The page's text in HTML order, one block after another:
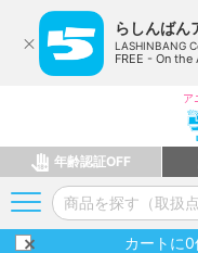
らしんばん
LASHINBANG
FREE - On
ア
年齢認証OFF
カートに0